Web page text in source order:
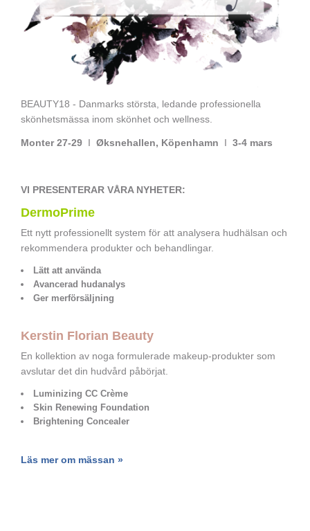
BEAUTY18 - Danmarks största, ledande professionella
skönhetsmässa inom skönhet och wellness.
Monter 27-29 I Øksnehallen, Köpenhamn I 3-4 mars
VI PRESENTERAR VÅRA NYHETER:
DermoPrime
Ett nytt professionellt system för att analysera hudhälsan och
rekommendera produkter och behandlingar.
Lätt att använda
Avancerad hudanalys
Ger merförsäljning
Kerstin Florian Beauty
En kollektion av noga formulerade makeup-produkter som
avslutar det din hudvård påbörjat.
Luminizing CC Crème
Skin Renewing Foundation
Brightening Concealer
Läs mer om mässan »